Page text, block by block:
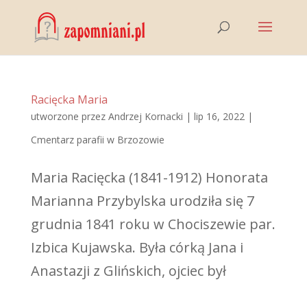
Racięcka Maria
utworzone przez Andrzej Kornacki | lip 16, 2022|
Cmentarz parafii w Brzozowie
Maria Racięcka (1841-1912) Honorata
Marianna Przybylska urodziła się 7
grudnia 1841 roku w Chociszewie par.
Izbica Kujawska. Była córką Jana i
Anastazji z Glińskich, ojciec był